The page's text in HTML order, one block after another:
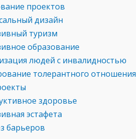
проектов
дизайн
туризм
образование
людей с инвалидностью
толерантного отношения
здоровье
эстафета
барьеров